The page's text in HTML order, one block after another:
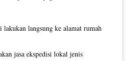
lakukan langsung ke alamat rumah
jasa ekspedisi lokal jenis